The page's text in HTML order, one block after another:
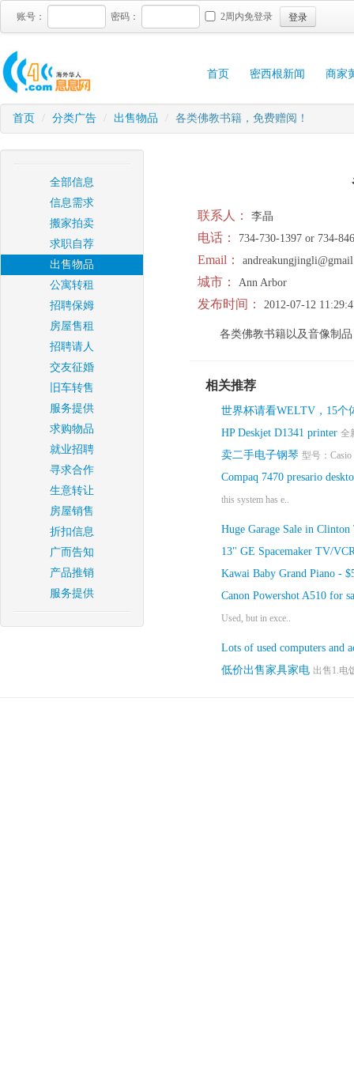
账号： 密码： 2周内免登录 登录
首页 密西根新闻 商家
首页 / 分类广告 / 出售物品 / 各类佛教书籍，免费赠阅！
全部信息
信息需求
搬家拍卖
求职自荐
出售物品
公寓转租
招聘保姆
房屋售租
招聘请人
交友征婚
旧车转售
服务提供
求购物品
就业招聘
寻求合作
生意转让
房屋销售
折扣信息
广而告知
产品推销
服务提供
联系人： 李晶
电话： 734-730-1397 or 734-
Email：
城市： Ann Arbor
发布时间： 2012-07-12
各类佛教书籍以及音像制
相关推荐
世界杯请看WELTV，15个
HP Deskjet D1341 printer 全
卖二手电子钢琴 型号：Casio
Compaq 7470 presario
this system has e..
Huge Garage Sale in Clinton
13" GE Spacemaker TV/
Kawai Baby Grand Piano -
Canon Powershot A510 for
Used, but in exce..
Lots of used computers and
低价出售家具家电 出售1.电